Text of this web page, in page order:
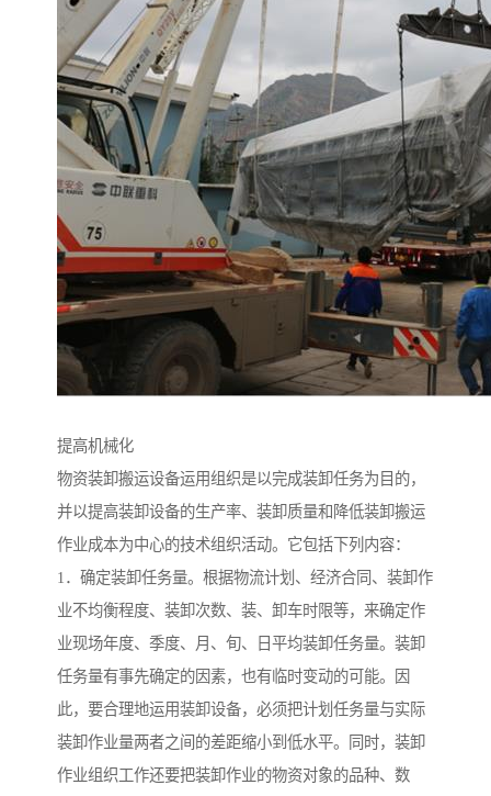
提高机械化
物资装卸搬运设备运用组织是以完成装卸任务为目的，
并以提高装卸设备的生产率、装卸质量和降低装卸搬运
作业成本为中心的技术组织活动。它包括下列内容：
1．确定装卸任务量。根据物流计划、经济合同、装卸作
业不均衡程度、装卸次数、装、卸车时限等，来确定作
业现场年度、季度、月、旬、日平均装卸任务量。装卸
任务量有事先确定的因素，也有临时变动的可能。因
此，要合理地运用装卸设备，必须把计划任务量与实际
装卸作业量两者之间的差距缩小到低水平。同时，装卸
作业组织工作还要把装卸作业的物资对象的品种、数